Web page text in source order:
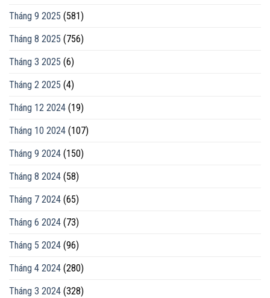
Tháng 9 2025 (581)
Tháng 8 2025 (756)
Tháng 3 2025 (6)
Tháng 2 2025 (4)
Tháng 12 2024 (19)
Tháng 10 2024 (107)
Tháng 9 2024 (150)
Tháng 8 2024 (58)
Tháng 7 2024 (65)
Tháng 6 2024 (73)
Tháng 5 2024 (96)
Tháng 4 2024 (280)
Tháng 3 2024 (328)